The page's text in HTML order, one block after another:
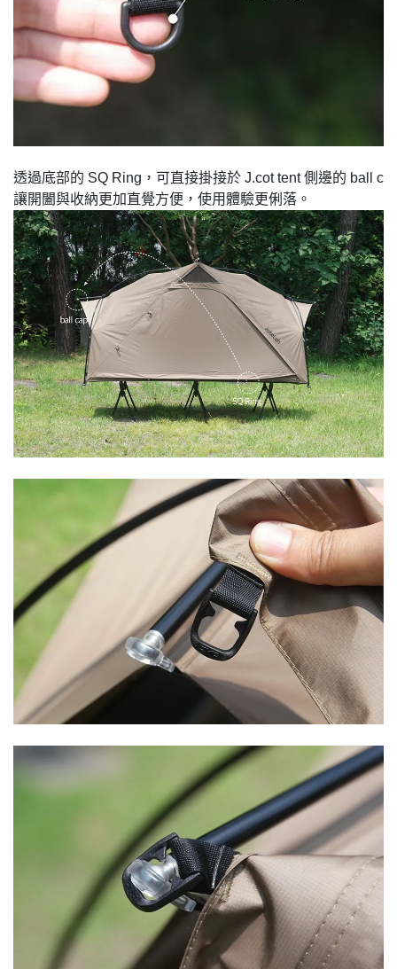
透過底部的 SQ Ring，可直接掛接於 J.cot tent 側邊的 ball